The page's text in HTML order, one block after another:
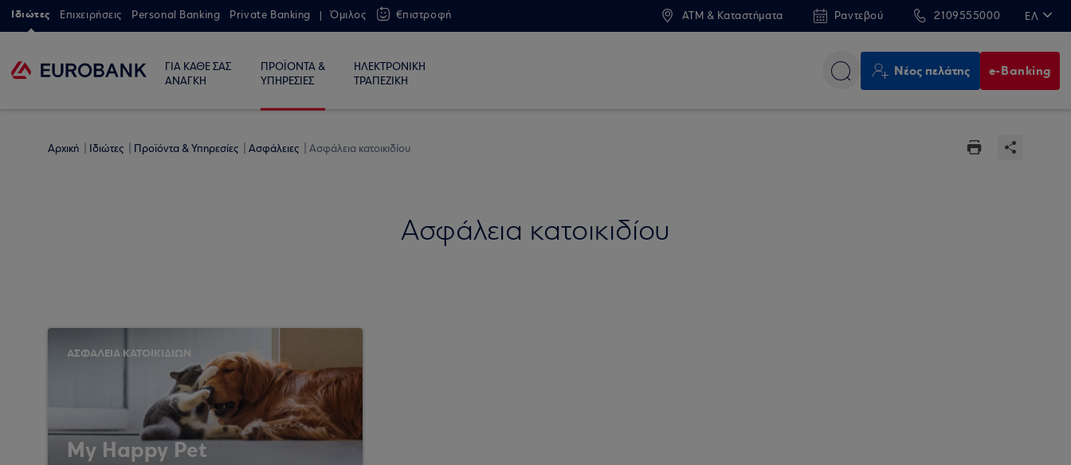
Ιδιώτες Επιχειρήσεις Personal Banking Private Banking Όμιλος €πιστροφή ATM & Καταστήματα Ραντεβού 2109555000 ΕΛ
ΓΙΑ ΚΑΘΕ ΣΑΣ
ΑΝΑΓΚΗ
ΠΡΟΪΟΝΤΑ &
ΥΠΗΡΕΣΙΕΣ
ΗΛΕΚΤΡΟΝΙΚΗ
ΤΡΑΠΕΖΙΚΗ
Νέος πελάτης e-Banking
Αρχική Ιδιώτες Προϊόντα & Υπηρεσίες Ασφάλειες Ασφάλεια κατοικιδίου
Ασφάλεια κατοικιδίου
ΑΣΦΑΛΕΙΑ ΚΑΤΟΙΚΙΔΙΩΝ
My Happy Pet